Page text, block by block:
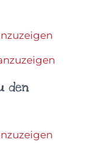
den